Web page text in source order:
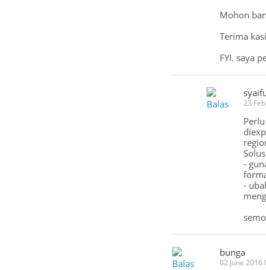
Mohon
Terima
FYI. saya
Balas 23
-
-
Balas
bunga
02 June 2016